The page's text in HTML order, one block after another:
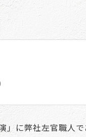
」に弊社左官職人